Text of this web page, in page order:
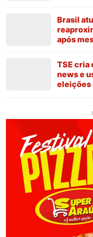
Brasil
após
TSE cria
news e
eleições